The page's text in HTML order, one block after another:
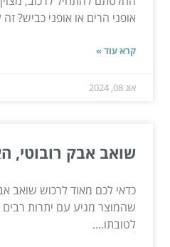
אופני הרים או אופני כביש?
קרא עוד »
אוג 08, 2024
שואב אבק רובוטי,
כדאי לכם מאוד לרכוש שואב
שהמוצר מגיע עם יתרות
לטובתו....